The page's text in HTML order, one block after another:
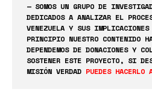
— SOMOS UN GRUPO DE
DEDICADOS A ANALIZAR EL
VENEZUELA Y SUS
PRINCIPIO NUESTRO CONTENIDO
DEPENDEMOS DE DONACIONES Y
SOSTENER ESTE PROYECTO, SI
MISIÓN VERDAD PUEDES HACERLO